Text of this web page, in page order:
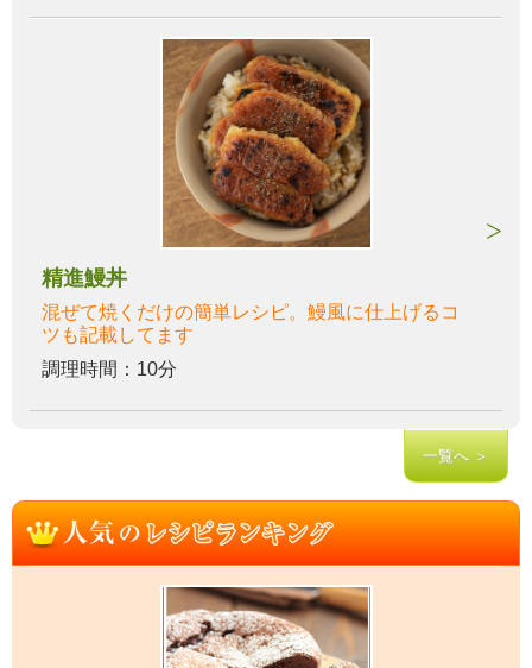
精進鰻丼
混ぜて焼くだけの簡単レシピ。鰻風に仕上げるコ
ツも記載してます
調理時間：10分
一覧へ ＞